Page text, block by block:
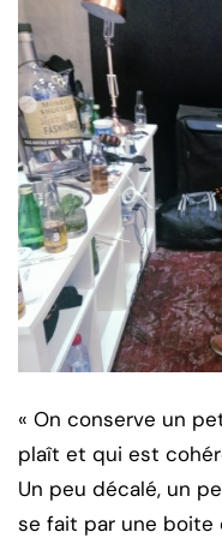
« On conserve un
plaît et qui est
Un peu décalé, un
se fait par une boite